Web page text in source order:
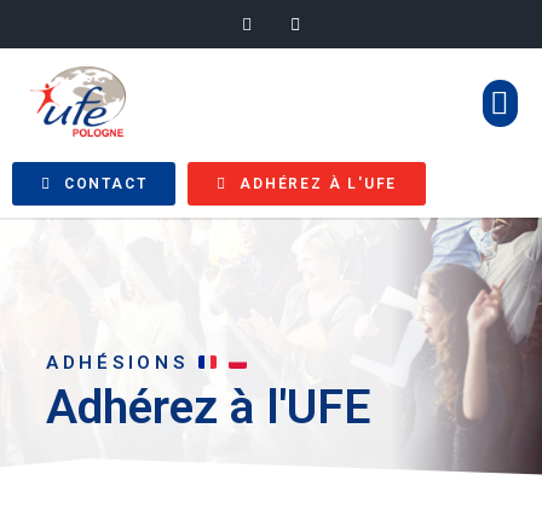
CONTACT ADHÉREZ À L'UFE
ADHÉSIONS
Adhérez à l'UFE